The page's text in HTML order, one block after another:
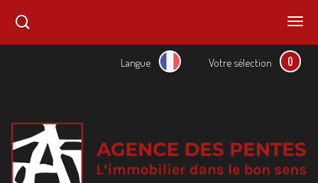
Langue Votre sélection 0